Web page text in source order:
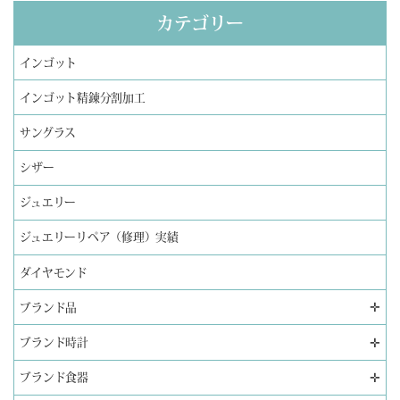
カテゴリー
インゴット
インゴット精錬分割加工
サングラス
シザー
ジュエリー
ジュエリーリペア（修理）実績
ダイヤモンド
ブランド品 ✛
ブランド時計 ✛
ブランド食器 ✛